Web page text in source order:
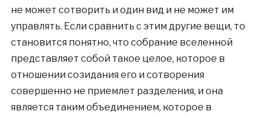
не может сотворить и один вид и не может им
управлять. Если сравнить с этим другие вещи, то
становится понятно, что собрание вселенной
представляет собой такое целое, которое в
отношении созидания его и сотворения
совершенно не приемлет разделения, и она
является таким объединением, которое в